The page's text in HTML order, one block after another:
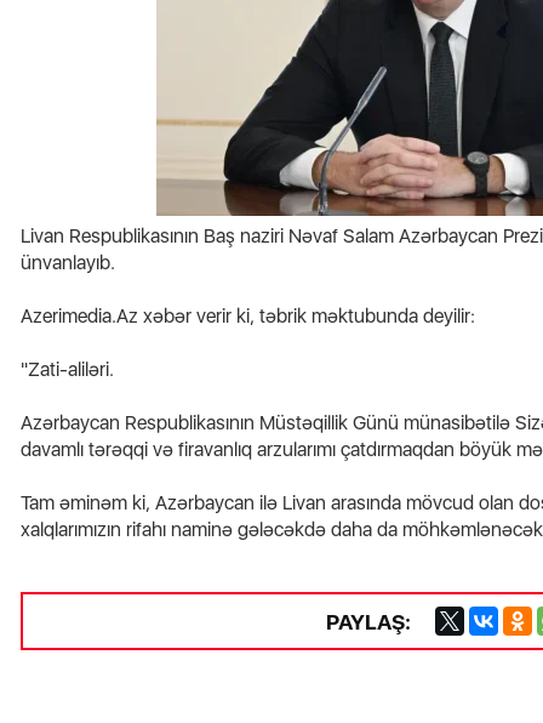
Livan Respublikasının Baş naziri Nəvaf Salam Azərbaycan
ünvanlayıb.
Azerimedia.Az xəbər verir ki, təbrik məktubunda deyilir:
"Zati-aliləri.
Azərbaycan Respublikasının Müstəqillik Günü münasibətilə
davamlı tərəqqi və firavanlıq arzularımı çatdırmaqdan böyük
Tam əminəm ki, Azərbaycan ilə Livan arasında mövcud olan
xalqlarımızın rifahı naminə gələcəkdə daha da
PAYLAŞ: